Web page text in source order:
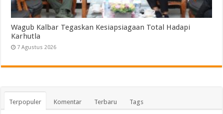
Wagub Kalbar Tegaskan Kesiapsiagaan Total Hadapi
Karhutla
7 Agustus 2026
Terpopuler Komentar Terbaru Tags